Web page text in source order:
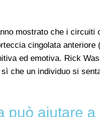
mostrato che i circuiti
cingolata anteriore
ed emotiva. Rick
che un individuo si
può aiutare